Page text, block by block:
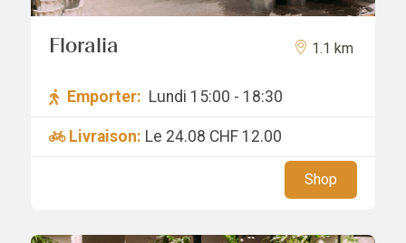
Floralia 1.1 km
Emporter: Lundi 15:00 - 18:30
Livraison: Le 24.08 CHF 12.00
Shop